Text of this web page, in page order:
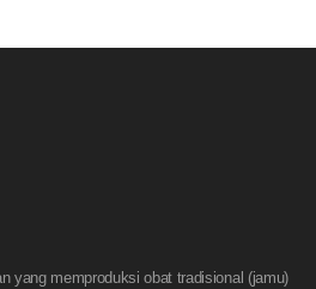
yang memproduksi obat tradisional (jamu)